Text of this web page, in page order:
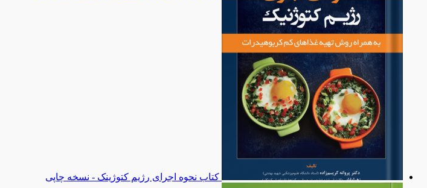
کتاب نحوه اجرای رژیم کتوژینک - نسخه چاپی